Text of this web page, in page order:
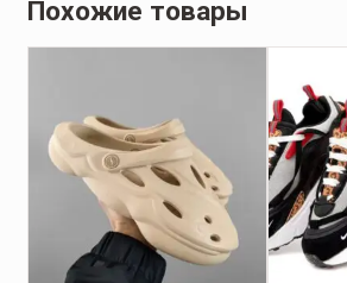
Похожие товары